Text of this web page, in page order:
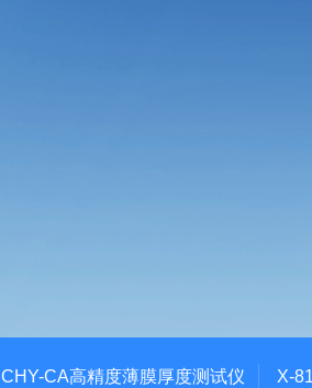
CHY-CA高精度薄膜厚度测试仪 X-